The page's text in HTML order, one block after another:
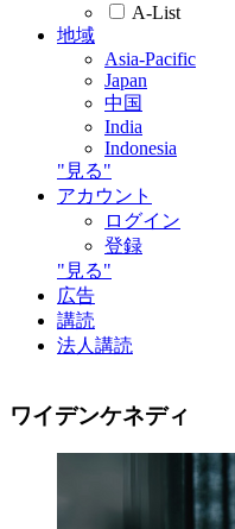
A-List
地域
Asia-Pacific
Japan
中国
India
Indonesia
"見る"
アカウント
ログイン
登録
"見る"
広告
講読
法人講読
ワイデンケネディ